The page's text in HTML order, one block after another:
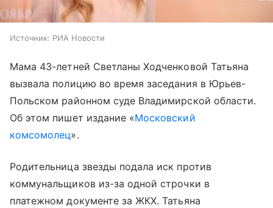
Источник: РИА Новости
Мама 43-летней Светланы Ходченковой Татьяна
вызвала полицию во время заседания в Юрьев-
Польском районном суде Владимирской области.
Об этом пишет издание «Московский
комсомолец».
Родительница звезды подала иск против
коммунальщиков из-за одной строчки в
платежном документе за ЖКХ. Татьяна